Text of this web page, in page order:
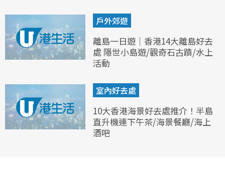
戶外郊遊
離島一日遊｜香港14大離島好去
處 隱世小島遊/觀奇石古蹟/水上
活動
室內好去處
10大香港海景好去處推介！半島
直升機連下午茶/海景餐廳/海上
酒吧